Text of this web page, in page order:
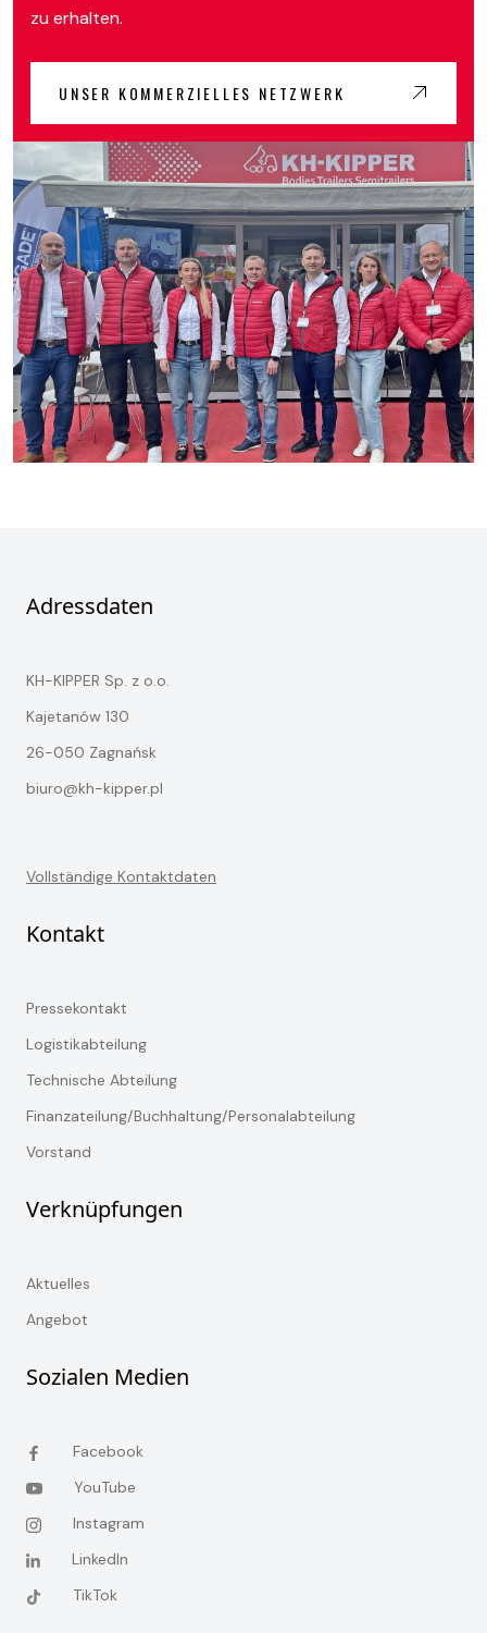
zu erhalten.
UNSER KOMMERZIELLES NETZWERK
Adressdaten
KH-KIPPER Sp. z o.o.
Kajetanów 130
26-050 Zagnańsk
biuro@kh-kipper.pl
Vollständige Kontaktdaten
Kontakt
Pressekontakt
Logistikabteilung
Technische Abteilung
Finanzateilung/Buchhaltung/Personalabteilung
Vorstand
Verknüpfungen
Aktuelles
Angebot
Sozialen Medien
Facebook
YouTube
Instagram
LinkedIn
TikTok